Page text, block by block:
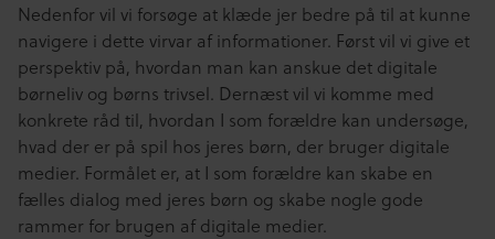
Nedenfor vil vi forsøge at klæde jer bedre på til at kunne
navigere i dette virvar af informationer. Først vil vi give et
perspektiv på, hvordan man kan anskue det digitale
børneliv og børns trivsel. Dernæst vil vi komme med
konkrete råd til, hvordan I som forældre kan undersøge,
hvad der er på spil hos jeres børn, der bruger digitale
medier. Formålet er, at I som forældre kan skabe en
fælles dialog med jeres børn og skabe nogle gode
rammer for brugen af digitale medier.